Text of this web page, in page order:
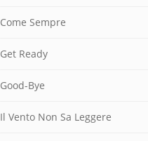
Come Sempre
Get Ready
Good-Bye
Il Vento Non Sa Leggere